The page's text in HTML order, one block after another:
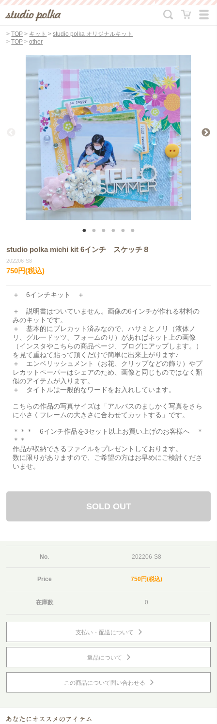
>TOP > キット >studio polka オリジナルキット
>TOP >other
studio polka michi kit 6インチ スケッチ８
202206-S8
750円(税込)
＋ 6インチキット ＋
＋ 説明書はついていません。画像の6インチが作れる材料の
みのキットです。
＋ 基本的にプレカット済みなので、ハサミとノリ（液体ノ
リ、グルードッツ、フォームのり）があればネット上の画像
（インスタやこちらの商品ページ、ブログにアップします。）
を見て重ねて貼って頂くだけで簡単に出来上がります♪
＋ エンベリッシュメント（お花、クリップなどの飾り）やプ
レカットペーパーはシェアのため、画像と同じものではなく類
似のアイテムが入ります。
＋ タイトルは一般的なワードをお入れしています。
こちらの作品の写真サイズは「アルバスのましかく写真をさら
に小さくフレームの大きさに合わせてカットする」です。
＊＊＊ 6インチ作品を3セット以上お買い上げのお客様へ ＊
＊＊
作品が収納できるファイルをプレゼントしております。
数に限りがありますので、ご希望の方はお早めにご検討くださ
いませ。
SOLD OUT
No. 202206-S8
Price 750円(税込)
在庫数 0
支払い・配送について
返品について
この商品について問い合わせる